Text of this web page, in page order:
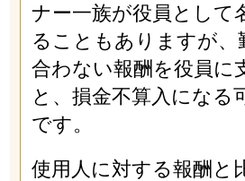
ナー一族が役員として
ることもありますが、
合わない報酬を役員に
と、損金不算入になる
です。
使用人に対する報酬と